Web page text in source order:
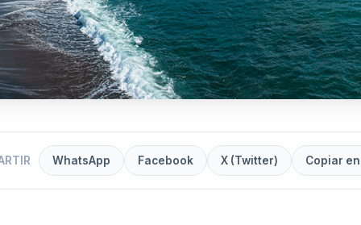
WhatsApp Facebook X (Twitter) Copiar